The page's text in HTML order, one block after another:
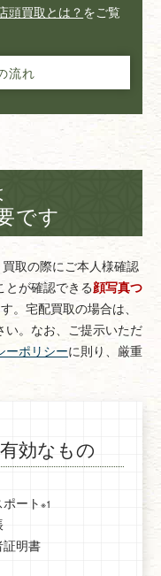
頭買取とは？をご覧
流れ
です
取の際にご本人様確認
とが確認できる顔写真つ
。 宅配買取の場合は、
。 なお、ご提示いただ
ーポリシーに則り、厳重
効なもの
ート ※1
明書